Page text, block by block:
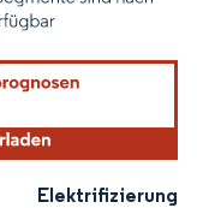
Namensnennung